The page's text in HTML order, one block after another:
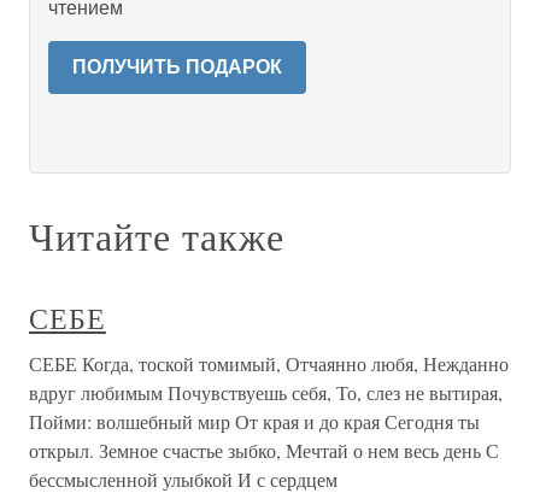
чтением
ПОЛУЧИТЬ ПОДАРОК
Читайте также
СЕБЕ
СЕБЕ Когда, тоской томимый, Отчаянно любя, Нежданно
вдруг любимым Почувствуешь себя, То, слез не вытирая,
Пойми: волшебный мир От края и до края Сегодня ты
открыл. Земное счастье зыбко, Мечтай о нем весь день С
бессмысленной улыбкой И с сердцем